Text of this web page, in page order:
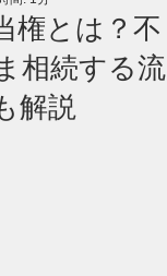
権とは？不
相続する流
解説